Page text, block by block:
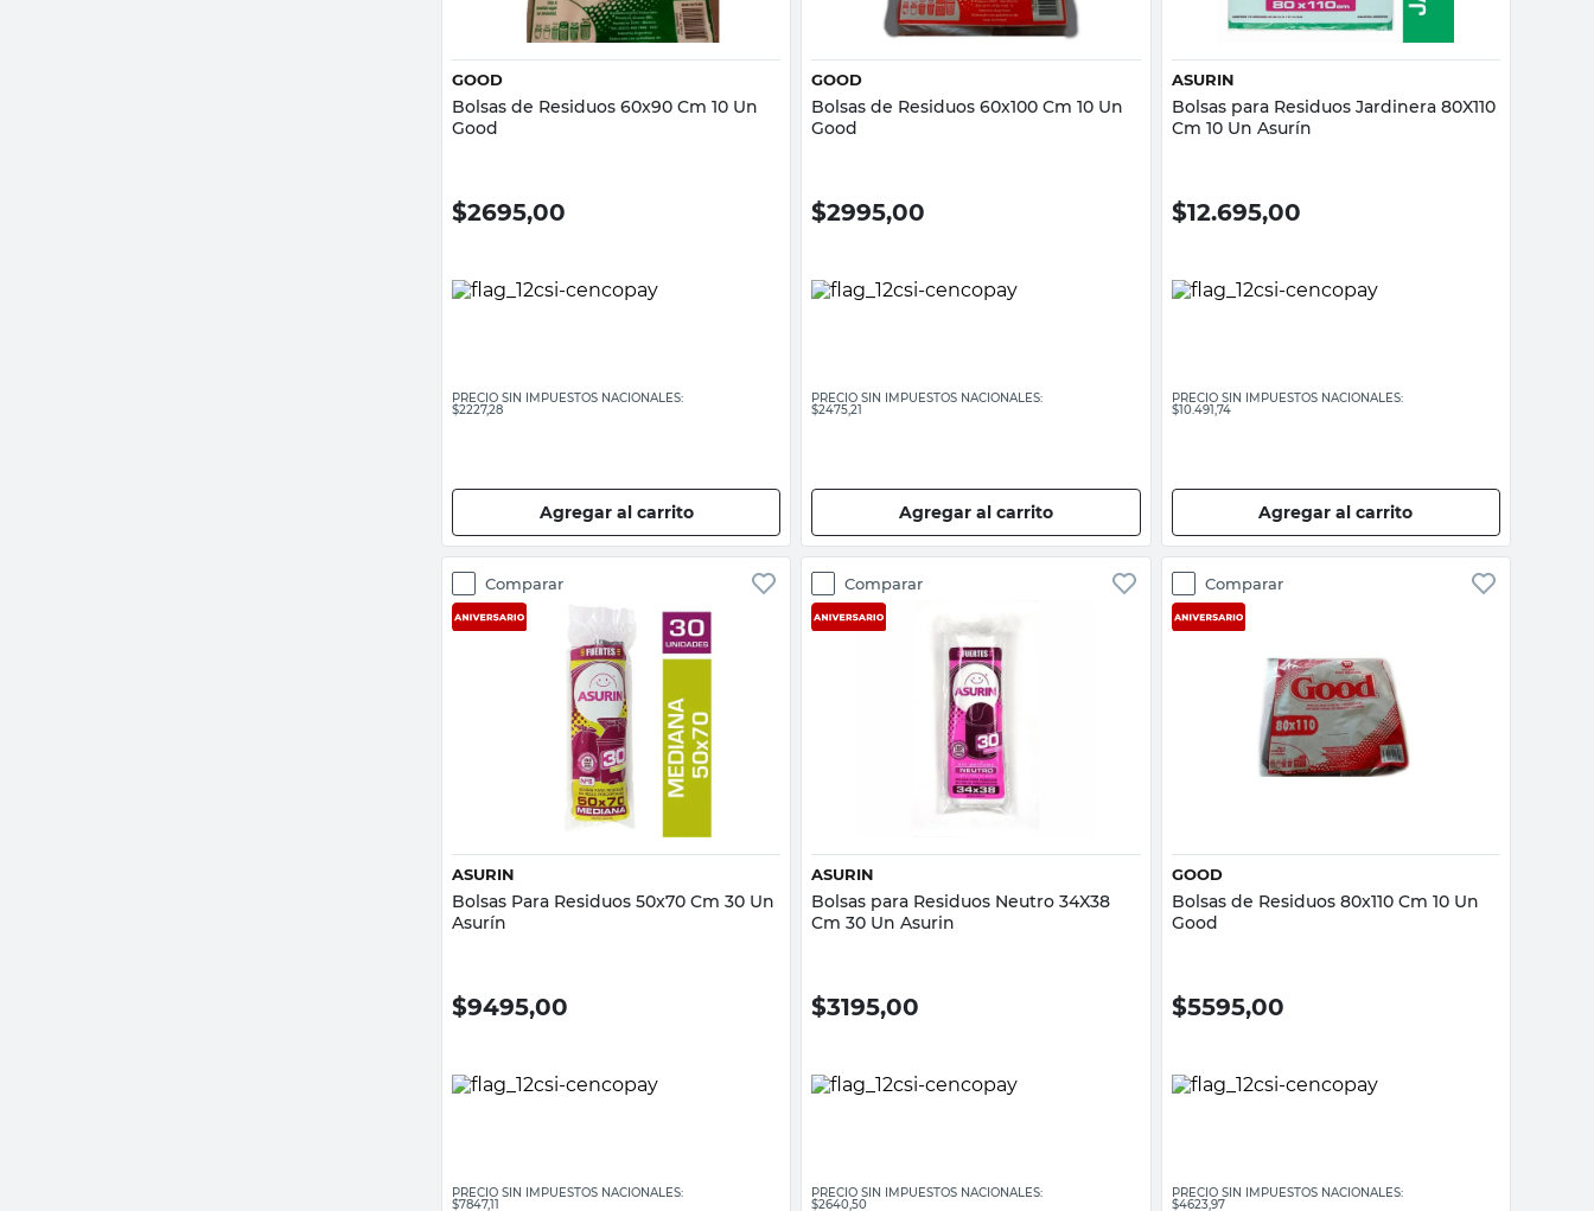
GOOD
Bolsas de Residuos 60x90 Cm 10 Un
Good
$2695,00
PRECIO SIN IMPUESTOS NACIONALES:
$2227,28
Agregar al carrito
GOOD
Bolsas de Residuos 60x100 Cm 10 Un
Good
$2995,00
PRECIO SIN IMPUESTOS NACIONALES:
$2475,21
Agregar al carrito
ASURIN
Bolsas para Residuos Jardinera 80X110
Cm 10 Un Asurín
$12.695,00
PRECIO SIN IMPUESTOS NACIONALES:
$10.491,74
Agregar al carrito
Comparar
Vista rápida
ASURIN
Bolsas Para Residuos 50x70 Cm 30 Un
Asurín
$9495,00
PRECIO SIN IMPUESTOS NACIONALES:
$7847,11
Comparar
Vista rápida
ASURIN
Bolsas para Residuos Neutro 34X38
Cm 30 Un Asurin
$3195,00
PRECIO SIN IMPUESTOS NACIONALES:
$2640,50
Comparar
Vista rápida
GOOD
Bolsas de Residuos 80x110 Cm 10 Un
Good
$5595,00
PRECIO SIN IMPUESTOS NACIONALES:
$4623,97